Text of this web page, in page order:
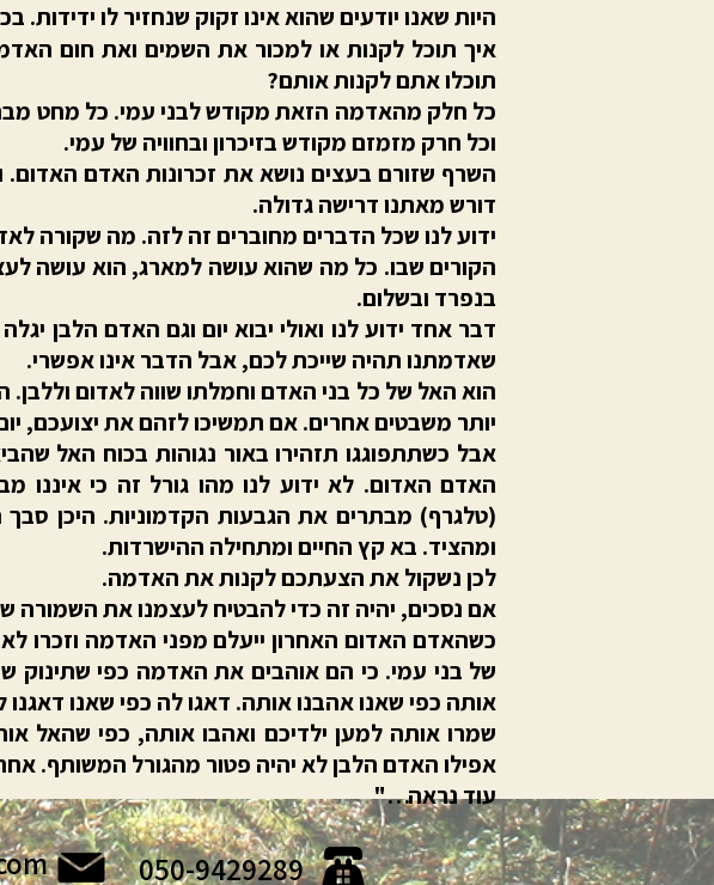
היות שאנו יודעים שהוא אינו זקוק שנחזיר לו
​איך תוכל לקנות או למכור את השמים ואת חום
תוכלו אתם לקנות אותם?
​כל חלק מהאדמה הזאת מקודש לבני עמי. כל מחט
וכל חרק מזמזם מקודש בזיכרון ובחוויה של עמי.
​השרף שזורם בעצים נושא את זכרונות האדם האדום.
דורש מאתנו דרישה גדולה.
​ידוע לנו שכל הדברים מחוברים זה לזה. מה שקורה
הקורים שבו. כל מה שהוא עושה למארג, הוא עושה
בנפרד ובשלום.
​דבר אחד ידוע לנו ואולי יבוא יום וגם האדם הלבן
שאדמתנו תהיה שייכת לכם, אבל הדבר אינו אפשרי.
​הוא האל של כל בני האדם וחמלתו שווה לאדום
יותר משבטים אחרים. אם תמשיכו לזהם את יצועכם,
​אבל כשתתפוגגו תזהירו באור נגוהות בכוח האל
האדם האדום. לא ידוע לנו מהו גורל זה כי איננו
(טלגרף) מבתרים את הגבעות הקדמוניות. היכן סבך
ומהציד. בא קץ החיים ומתחילה ההישרדות.
​לכן נשקול את הצעתכם לקנות את האדמה.
​אם נסכים, יהיה זה כדי להבטיח לעצמנו את השמורה
​כשהאדם האדום האחרון ייעלם מפני האדמה וזכרו
של בני עמי. כי הם אוהבים את האדמה כפי
אותה כפי שאנו אהבנו אותה. דאגו לה כפי שאנו
שמרו אותה למען ילדיכם ואהבו אותה, כפי שהאל
אפילו האדם הלבן לא יהיה פטור מהגורל המשותף.
​עוד נראה…"
050-9429289